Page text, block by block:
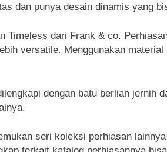
dan punya desain dinamis yang
Timeless dari Frank & co.
versatile. Menggunakan
dengan batu berlian jernih
seri koleksi perhiasan